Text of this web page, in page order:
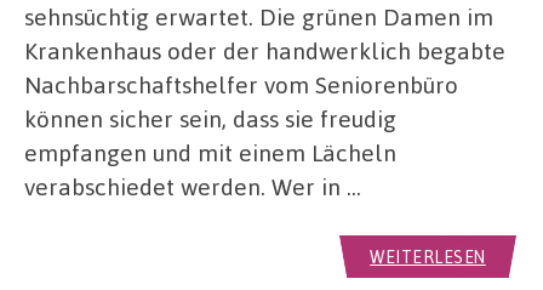
sehnsüchtig erwartet. Die grünen Damen im
Krankenhaus oder der handwerklich begabte
Nachbarschaftshelfer vom Seniorenbüro
können sicher sein, dass sie freudig
empfangen und mit einem Lächeln
verabschiedet werden. Wer in …
WEITERLESEN